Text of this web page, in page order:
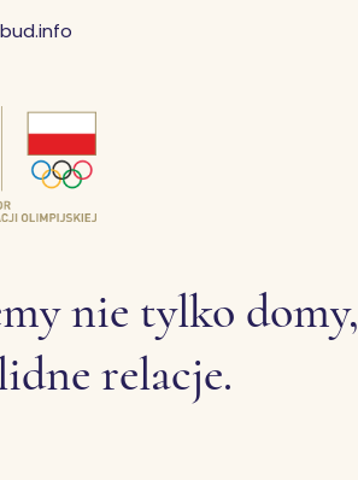
nie tylko domy,
relacje.